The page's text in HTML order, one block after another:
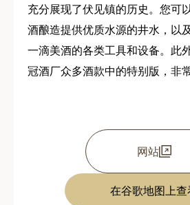
充分展现了伏见镇的历史。您可
酒酿造提供优质水源的井水，以
一滴美酒的各类工具和设备。此
冠酒厂众多酒款中的特别版，非
网站
在谷歌地图上查